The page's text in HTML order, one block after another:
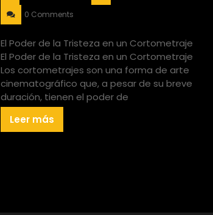
0 Comments
El Poder de la Tristeza en un Cortometraje
El Poder de la Tristeza en un Cortometraje
Los cortometrajes son una forma de arte
cinematográfico que, a pesar de su breve
duración, tienen el poder de
Leer más